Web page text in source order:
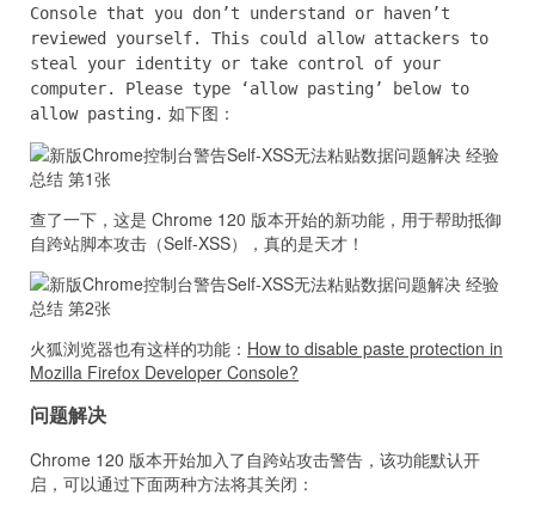
Console that you don’t understand or haven’t
reviewed yourself. This could allow attackers to
steal your identity or take control of your
computer. Please type ‘allow pasting’ below to
allow pasting. 如下图：
查了一下，这是 Chrome 120 版本开始的新功能，用于帮助抵御
自跨站脚本攻击（Self-XSS），真的是天才！
火狐浏览器也有这样的功能： How to disable paste protection in
Mozilla Firefox Developer Console?
问题解决
Chrome 120 版本开始加入了自跨站攻击警告，该功能默认开
启，可以通过下面两种方法将其关闭：